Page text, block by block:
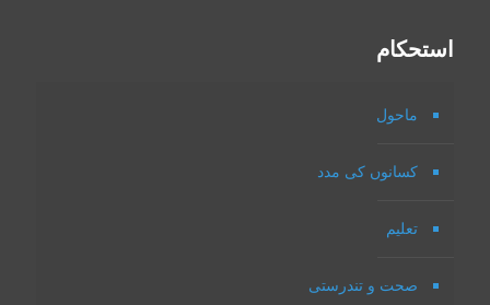
استحکام
ماحول
کسانوں کی مدد
تعلیم
صحت و تندرستی